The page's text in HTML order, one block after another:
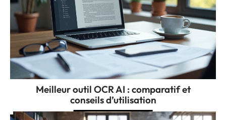
Meilleur outil OCR AI : comparatif et
conseils d’utilisation